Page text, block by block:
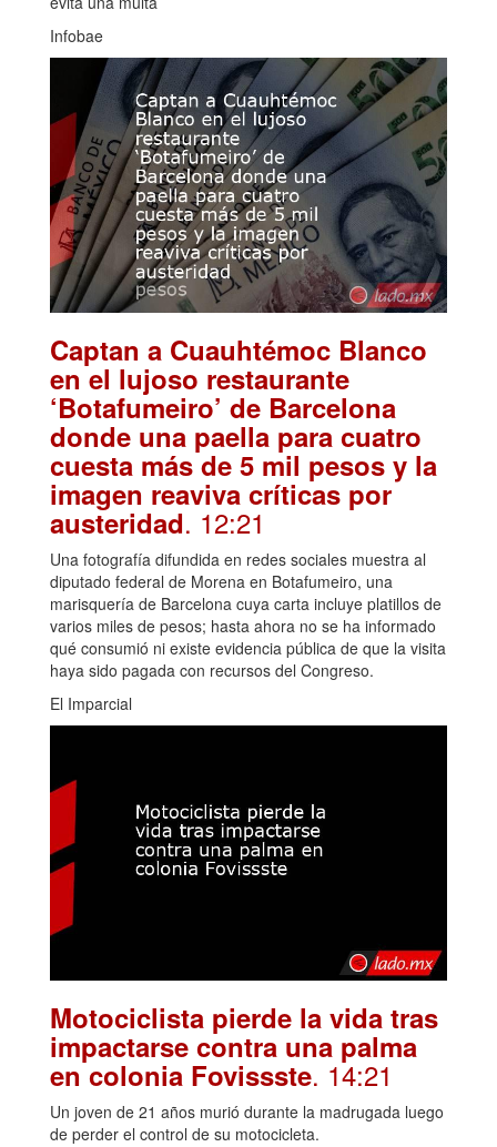
Infobae
Captan a Cuauhtémoc Blanco
en el lujoso restaurante
‘Botafumeiro’ de Barcelona
donde una paella para cuatro
cuesta más de 5 mil pesos y la
imagen reaviva críticas por
austeridad. 12:21
Una fotografía difundida en redes sociales muestra al
diputado federal de Morena en Botafumeiro, una
marisquería de Barcelona cuya carta incluye platillos de
varios miles de pesos; hasta ahora no se ha informado
qué consumió ni existe evidencia pública de que la visita
haya sido pagada con recursos del Congreso.
El Imparcial
Motociclista pierde la vida tras
impactarse contra una palma
en colonia Fovissste. 14:21
Un joven de 21 años murió durante la madrugada luego
de perder el control de su motocicleta.